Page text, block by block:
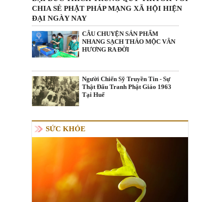
CHIA SẺ PHẬT PHÁP MẠNG XÃ HỘI HIỆN
ĐẠI NGÀY NAY
CÂU CHUYỆN SẢN PHẨM
NHANG SẠCH THẢO MỘC VÂN
HƯƠNG RA ĐỜI
Người Chiến Sỹ Truyền Tin - Sự
Thật Đấu Tranh Phật Giáo 1963
Tại Huế
SỨC KHỎE